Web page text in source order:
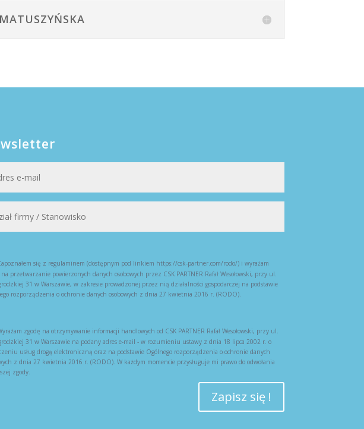
się z regulaminem (dostępnym pod linkiem https://csk-partner.com/rodo/) i wyrażam
przetwarzanie powierzonych danych osobowych przez CSK PARTNER Rafał Wesołowski, przy ul.
31 w Warszawie, w zakresie prowadzonej przez nią działalności gospodarczej na podstawie
rozporządzenia o ochronie danych osobowych z dnia 27 kwietnia 2016 r. (RODO).
zgodę na otrzymywanie informacji handlowych od CSK PARTNER Rafał Wesołowski, przy ul.
31 w Warszawie na podany adres e-mail - w rozumieniu ustawy z dnia 18 lipca 2002 r. o
usług drogą elektroniczną oraz na podstawie Ogólnego rozporządzenia o ochronie danych
z dnia 27 kwietnia 2016 r. (RODO). W każdym momencie przysługuje mi prawo do odwołania
zgody.
Zapisz się !